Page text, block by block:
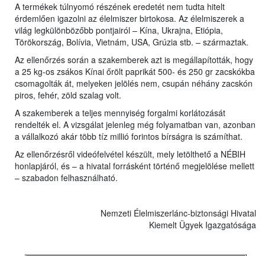
A termékek túlnyomó részének eredetét nem tudta hitelt
érdemlően igazolni az élelmiszer birtokosa. Az élelmiszerek a
világ legkülönbözőbb pontjairól – Kína, Ukrajna, Etiópia,
Törökország, Bolívia, Vietnám, USA, Grúzia stb. – származtak.
Az ellenőrzés során a szakemberek azt is megállapították, hogy
a 25 kg-os zsákos Kínai őrölt paprikát 500- és 250 gr zacskókba
csomagolták át, melyeken jelölés nem, csupán néhány zacskón
piros, fehér, zöld szalag volt.
A szakemberek a teljes mennyiség forgalmi korlátozását
rendelték el. A vizsgálat jelenleg még folyamatban van, azonban
a vállalkozó akár több tíz millió forintos bírságra is számíthat.
Az ellenőrzésről videófelvétel készült, mely letölthető a NÉBIH
honlapjáról, és – a hivatal forrásként történő megjelölése mellett
– szabadon felhasználható.
Nemzeti Élelmiszerlánc-biztonsági Hivatal
Kiemelt Ügyek Igazgatósága